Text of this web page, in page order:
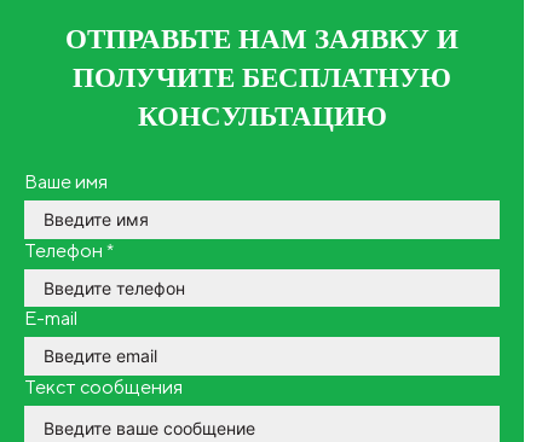
ОТПРАВЬТЕ НАМ ЗАЯВКУ И
ПОЛУЧИТЕ БЕСПЛАТНУЮ
КОНСУЛЬТАЦИЮ
Ваше имя
Телефон *
E-mail
Текст сообщения